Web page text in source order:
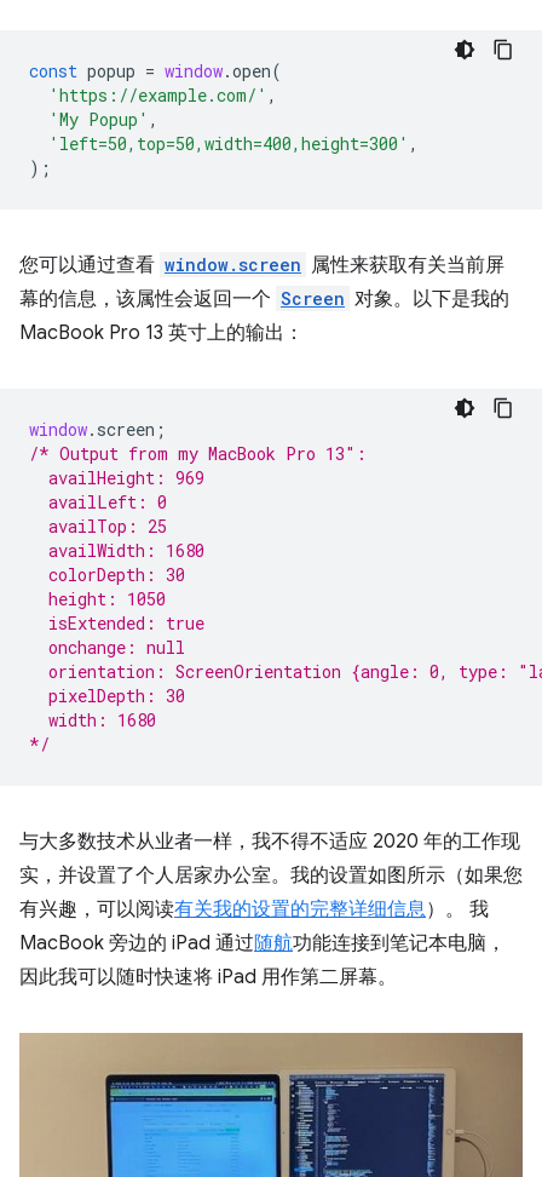
const popup = window.open(
'https://example.com/' ,
'My Popup' ,
'left=50,top=50,width=400,height=300' ,
);
您可以通过查看 window.screen 属性来获取有关当前屏
幕的信息，该属性会返回一个 Screen 对象。以下是我的
MacBook Pro 13 英寸上的输出：
window. screen ;
/* Output from my MacBook Pro 13″:
  availHeight: 969
  availLeft: 0
  availTop: 25
  availWidth: 1680
  colorDepth: 30
  height: 1050
  isExtended: true
  onchange: null
orientation: ScreenOrientation {angle: 0, type:
  pixelDepth: 30
  width: 1680
*/
与大多数技术从业者一样，我不得不适应 2020 年的工作现
实，并设置了个人居家办公室。我的设置如图所示（如果您
有兴趣，可以阅读有关我的设置的完整详细信息）。 我
MacBook 旁边的 iPad 通过随航功能连接到笔记本电脑，
因此我可以随时快速将 iPad 用作第二屏幕。